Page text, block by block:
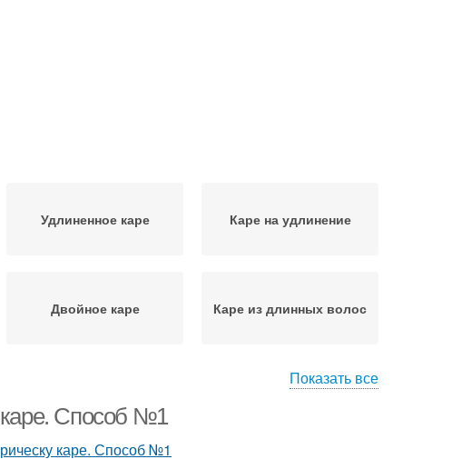
Удлиненное каре Каре на удлинение
Двойное каре Каре из длинных волос
Показать все
каре. Способ №1